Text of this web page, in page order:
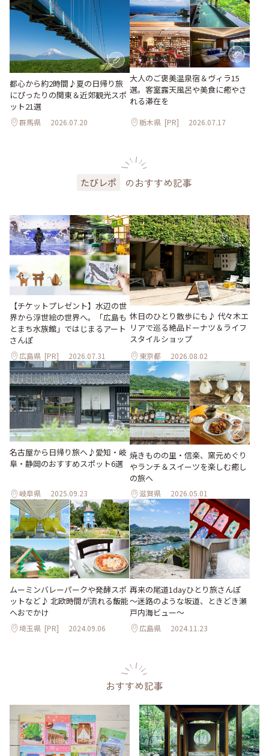
都心から約2時間♪夏の日帰り旅
にぴったりの関東＆近郊観光スポ
ット21選
群馬県 2026.07.20
大人のご褒美温泉宿＆ヴィラ15
選。客室露天風呂や美食に癒やさ
れる滞在を
栃木県 [PR] 2026.07.17
たびレポ のおすすめ記事
【チケットプレゼント】水辺の世
界から浮世絵の世界へ。「広島も
とまち水族館」ではじまるアート
さんぽ
広島県 [PR] 2026.07.31
休日のひとり散歩にも♪ 代々木エ
リアで巡る絶品ドーナツ＆ライフ
スタイルショップ
東京都 2026.08.02
名古屋から日帰り旅へ♪愛知・岐
阜・静岡のおすすめスポット6選
岐阜県 2025.09.23
焼きものの里・信楽、窯元めぐり
やランチ＆スイーツを楽しむ癒し
の旅へ
滋賀県 2026.05.01
ムーミンバレーパークや発酵スポ
ットなど♪ 北欧時間が流れる飯能
へおでかけ
埼玉県 [PR] 2024.09.06
再来の尾道1dayひとり旅さんぽ
～迷路のような坂道、ときどき瀬
戸内海ビュー～
広島県 2024.11.23
おすすめ記事